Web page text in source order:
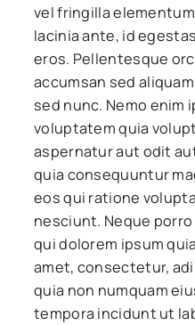
vel fringilla
lacinia ante, id
eros. Pellentesque
accumsan sed
sed nunc. Nemo enim
voluptatem quia
aspernatur aut odit
quia consequuntur
eos qui ratione
nesciunt. Neque
qui dolorem ipsum
amet, consectetur,
quia non numquam
tempora incidunt ut